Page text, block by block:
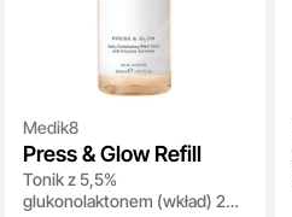
Medik8
Press & Glow Refill
Tonik z 5,5%
glukonolaktonem (wkład) 200